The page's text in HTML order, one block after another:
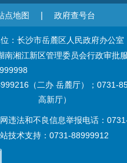
点地图 | 政府查号台
：长沙市岳麓区人民政府办公室
南湘江新区管理委员会行政审批
（二办 岳麓厅）；0731-
高新厅）
违法和不良信息举报电话：
技术支持：0731-88999912